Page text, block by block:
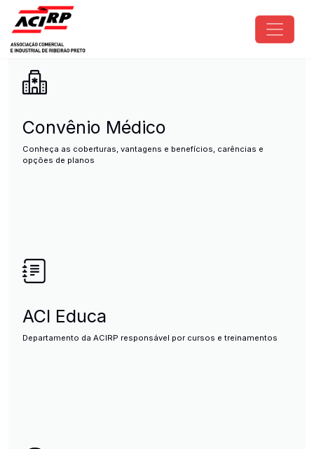
Pular para o conteúdo principal
ACIRP - Associação Comercial
Convênio Médico
Conheça as coberturas, vantagens e benefícios, carências e
opções de planos
ACI Educa
Departamento da ACIRP responsável por cursos e treinamentos